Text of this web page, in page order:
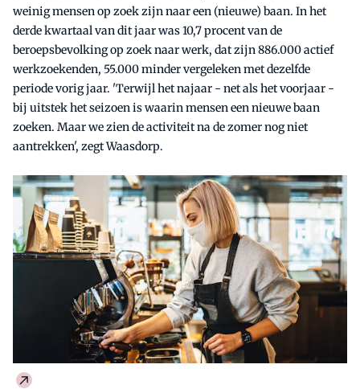
weinig mensen op zoek zijn naar een (nieuwe) baan. In het
derde kwartaal van dit jaar was 10,7 procent van de
beroepsbevolking op zoek naar werk, dat zijn 886.000 actief
werkzoekenden, 55.000 minder vergeleken met dezelfde
periode vorig jaar. 'Terwijl het najaar - net als het voorjaar -
bij uitstek het seizoen is waarin mensen een nieuwe baan
zoeken. Maar we zien de activiteit na de zomer nog niet
aantrekken', zegt Waasdorp.